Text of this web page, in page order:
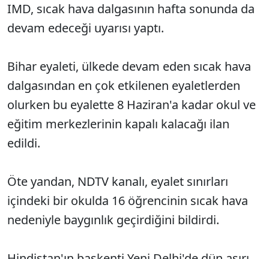
IMD, sıcak hava dalgasının hafta sonunda da
devam edeceği uyarısı yaptı.
Bihar eyaleti, ülkede devam eden sıcak hava
dalgasından en çok etkilenen eyaletlerden
olurken bu eyalette 8 Haziran'a kadar okul ve
eğitim merkezlerinin kapalı kalacağı ilan
edildi.
Öte yandan, NDTV kanalı, eyalet sınırları
içindeki bir okulda 16 öğrencinin sıcak hava
nedeniyle baygınlık geçirdiğini bildirdi.